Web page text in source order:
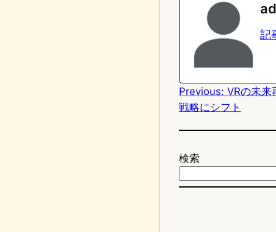
e
o
記
Previous: VRの未
戦略にシフト
検索